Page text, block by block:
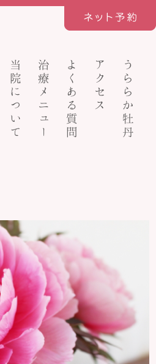
当院について 治療メニュー よくある質問 アクセス うららか牡丹